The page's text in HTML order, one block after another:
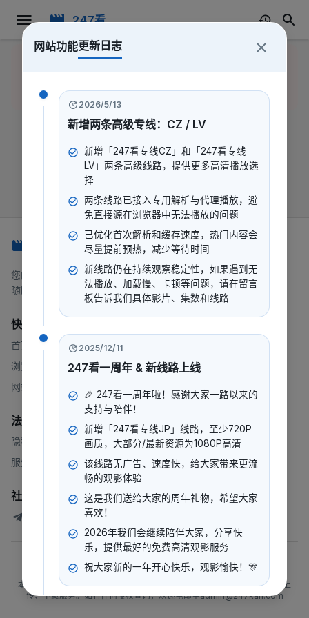
247看
该影片可能已被去重名系统移
上一页。
您的一站式流媒体平台，提供电影、电视剧、动漫等内容。
随时随地，想看就看。
快速链接
首页
浏览
网站地图
法律
隐私政策
服务条款
社群
247看测试讨论群
©2026 247看.版权所有
本站所有内容均来自互联网分享站点所提供的公开引用资源，未提供资源上
传、下载服务。如有任何侵权查询，欢迎电邮至admin@247kan.com
网站功能更新日志
2026/5/13
新增两条高级专线：CZ / LV
新增「247看专线CZ」和「247看专线
LV」两条高级线路，提供更多高清播放选
择
两条线路已接入专用解析与代理播放，避
免直接源在浏览器中无法播放的问题
已优化首次解析和缓存速度，热门内容会
尽量提前预热，减少等待时间
新线路仍在持续观察稳定性，如果遇到无
法播放、加载慢、卡顿等问题，请在留言
板告诉我们具体影片、集数和线路
2025/12/11
247看一周年 & 新线路上线
🎉 247看一周年啦！感谢大家一路以来的
支持与陪伴！
新增「247看专线JP」线路，至少720P
画质，大部分/最新资源为1080P高清
该线路无广告、速度快，给大家带来更流
畅的观影体验
这是我们送给大家的周年礼物，希望大家
喜欢！
2026年我们会继续陪伴大家，分享快
乐，提供最好的免费高清观影服务
祝大家新的一年开心快乐，观影愉快！🎊